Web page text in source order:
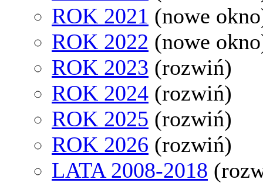
ROK 2021 (nowe
ROK 2022 (nowe
ROK 2023 (rozwiń)
ROK 2024 (rozwiń)
ROK 2025 (rozwiń)
ROK 2026 (rozwiń)
LATA 2008-2018